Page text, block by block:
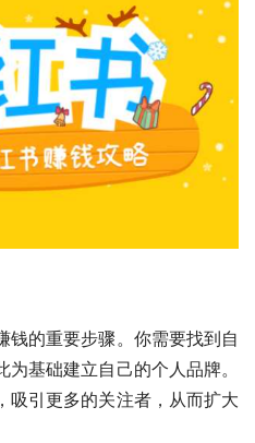
钱的重要步骤。你需要找到自
基础建立自己的个人品牌。
吸引更多的关注者，从而扩大